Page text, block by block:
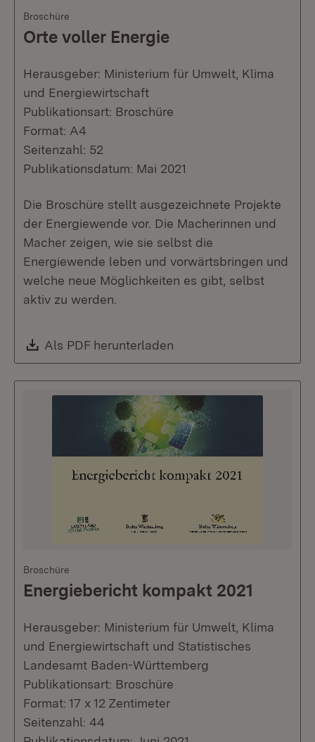
Broschüre
Orte voller Energie
Herausgeber: Ministerium für Umwelt, Klima
und Energiewirtschaft
Publikationsart: Broschüre
Format: A4
Seitenzahl: 52
Publikationsdatum: Mai 2021
Die Broschüre stellt ausgezeichnete Projekte
der Energiewende vor. Die Macherinnen und
Macher zeigen, wie sie selbst die
Energiewende leben und vorwärtsbringen und
welche neue Möglichkeiten es gibt, selbst
aktiv zu werden.
Download:
Als PDF herunterladen
Broschüre
Energiebericht kompakt 2021
Herausgeber: Ministerium für Umwelt, Klima
und Energiewirtschaft und Statistisches
Landesamt Baden-Württemberg
Publikationsart: Broschüre
Format: 17 x 12 Zentimeter
Seitenzahl: 44